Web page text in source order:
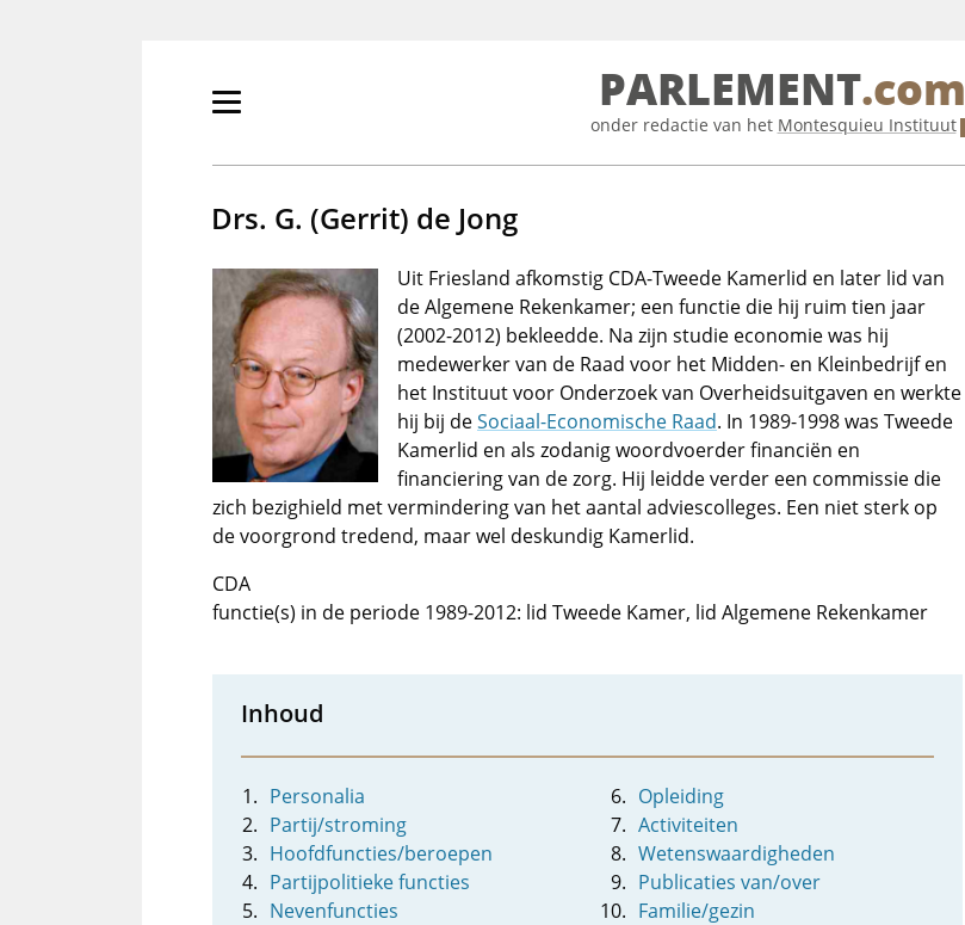
Primair
tonen/verbergen
PARLEMENT.com
onder redactie van het Montesquieu Instituut
Drs. G. (Gerrit) de Jong
Uit Friesland afkomstig CDA-Tweede Kamerlid en later lid van
de Algemene Rekenkamer; een functie die hij ruim tien jaar
(2002-2012) bekleedde. Na zijn studie economie was hij
medewerker van de Raad voor het Midden- en Kleinbedrijf en
het Instituut voor Onderzoek van Overheidsuitgaven en werkte
hij bij deSociaal-Economische Raad. In 1989-1998 was Tweede
Kamerlid en als zodanig woordvoerder financiën en
financiering van de zorg. Hij leidde verder een commissie die
zich bezighield met vermindering van het aantal adviescolleges. Een niet sterk op
de voorgrond tredend, maar wel deskundig Kamerlid.
CDA
functie(s) in de periode 1989-2012: lid Tweede Kamer, lid Algemene Rekenkamer
Inhoud
Personalia
Partij/stroming
Hoofdfuncties/beroepen
Partijpolitieke functies
Nevenfuncties
Opleiding
Activiteiten
Wetenswaardigheden
Publicaties van/over
Familie/gezin